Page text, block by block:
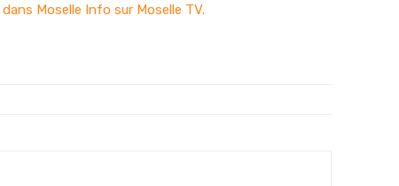
dans Moselle Info sur Moselle TV.